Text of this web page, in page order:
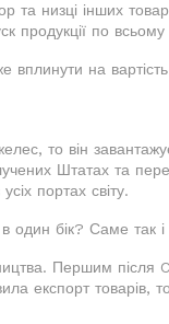
та низці інших
продукції по всьому
на вартість
то він
Штатах та
портах світу.
бік? Саме так і
Першим після
експорт товарів,